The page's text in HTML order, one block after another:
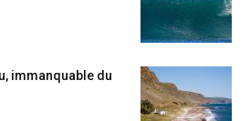
immanquable du